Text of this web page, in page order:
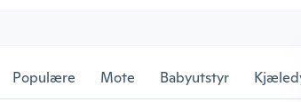
Populære Mote Babyutstyr